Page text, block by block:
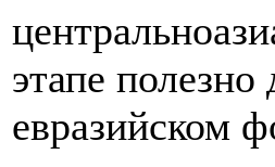
этапе
евразийском